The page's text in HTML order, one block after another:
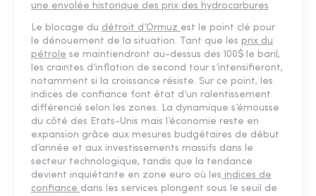
une envolée historique des prix des hydrocarbures
Le blocage du détroit d’Ormuz est le point clé pour
le dénouement de la situation. Tant que les prix du
pétrole se maintiendront au-dessus des 100$ le baril,
les craintes d’inflation de second tour s’intensifieront,
notamment si la croissance résiste. Sur ce point, les
indices de confiance font état d’un ralentissement
différencié selon les zones. La dynamique s’émousse
du côté des Etats-Unis mais l’économie reste en
expansion grâce aux mesures budgétaires de début
d’année et aux investissements massifs dans le
secteur technologique, tandis que la tendance
devient inquiétante en zone euro où les indices de
confiance dans les services plongent sous le seuil de